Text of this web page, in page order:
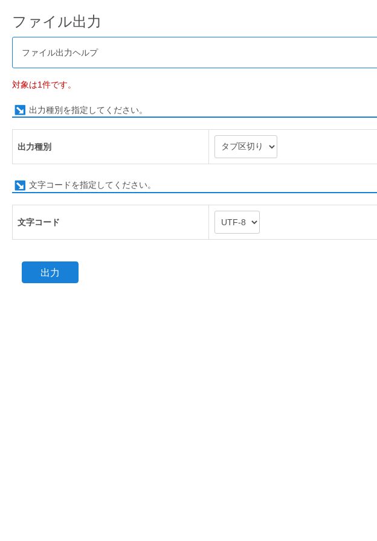
ファイル出力
ファイル出力ヘルプ
対象は1件です。
出力種別を指定してください。
出力種別
文字コードを指定してください。
文字コード